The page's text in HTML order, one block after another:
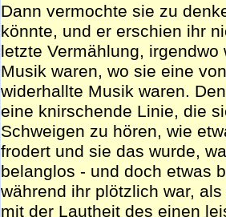
Dann vermochte sie zu
könnte, und er erschien ihr
letzte Vermählung,
Musik waren, wo sie eine
widerhallte Musik waren.
eine knirschende Linie, die
Schweigen zu hören, wie
frodert und sie das wurde,
belanglos - und doch etwas
während ihr plötzlich war,
mit der Lautheit des einen